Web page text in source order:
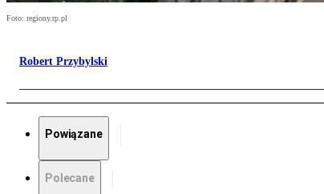
Foto: regiony.rp.pl
Robert Przybylski
Powiązane
Polecane